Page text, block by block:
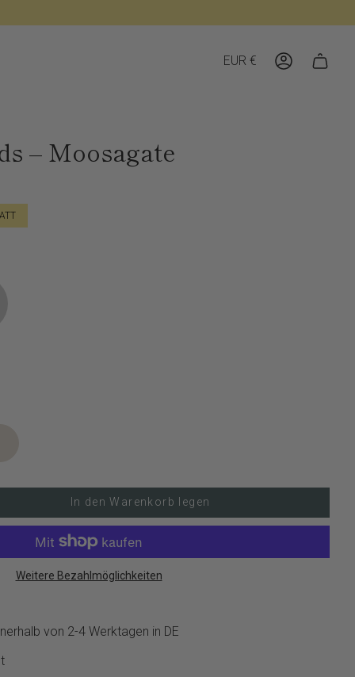
Währung
EUR € Konto
– Moosagate
In den Warenkorb legen
Weitere Bezahlmöglichkeiten
von 2-4 Werktagen in DE